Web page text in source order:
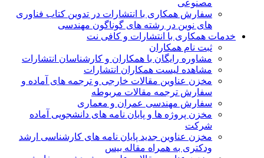
مصنوعی
سفارش همکاری با انتشارات در تدوین کتاب فناوری
های نوین در رشته های گوناگون مهندسی
خدمات همکاری با انتشارات و کافی نت
ثبت نام همکاران
مشاوره رایگان با همکاران و کارشناسان انتشارات
مشاهده لیست همکاران انتشارات
مخزن عناوین مقالات خارجی و ترجمه های آماده و
سفارش ترجمه مقالات مربوطه
سفارش مهندسی عمران و معماری
مخزن پروژه ها و پایان نامه های دانشجویی آماده
شرکت
مخزن عناوین جدید پایان نامه های کارشناسی ارشد
ودکتری به همراه مقاله بیس